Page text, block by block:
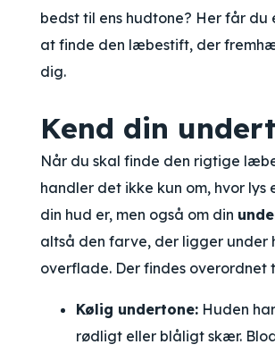
bedst til ens hudtone? Her får du
at finde den læbestift, der
dig.
Kend din
Når du skal finde den rigtige
handler det ikke kun om, hvor lys
din hud er, men også om din
altså den farve, der ligger under
overflade. Der findes overordnet
Kølig undertone: Huden
rødligt eller blåligt skær.